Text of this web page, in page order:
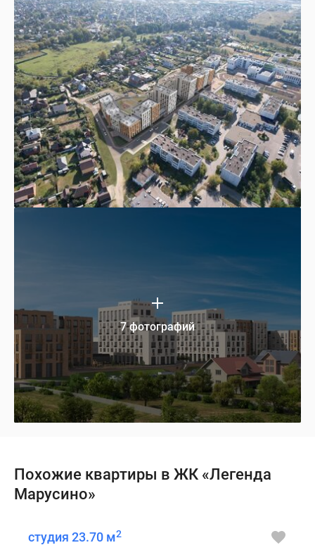
7 фотографий
Похожие квартиры в ЖК «Легенда
Марусино»
студия 23.70 м2